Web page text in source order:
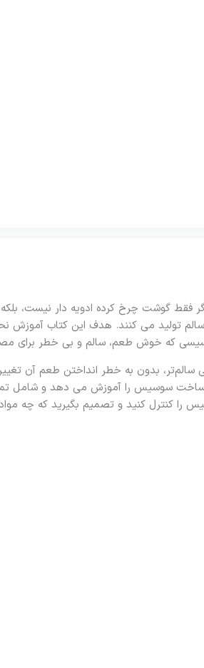
گوشت چرخ کرده ادویه دار نیست،
می کنند. هدف این کتاب آموزش نحوه
که خوش طعم، سالم و بی خطر برای
سالم‌تر، بدون به خطر انداختن طعم آن
ساخت سوسیس را آموزش می دهد و شامل
را کنترل کنید و تصمیم بگیرید که چه